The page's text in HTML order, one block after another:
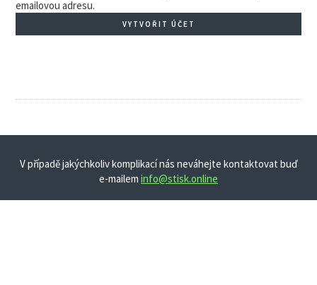
emailovou adresu.
VYTVOŘIT ÚČET
V případě jakýchkoliv komplikací nás neváhejte kontaktovat buď
e-mailem info@stisk.online